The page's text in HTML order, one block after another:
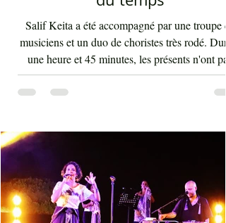
Salif Keita à Hammamet :
artiste qui résiste aux affres
du temps
Salif Keita a été accompagné par une troupe
musiciens et un duo de choristes très rodé.
arrêté d'interagir avec les rythmes endiablés et
enflammés de cette musique malienne portant
elle la force et l'énergie de l'Afrique. La voix
Salif Keita est d'une vigueur inouïe, ses cris
les clameurs de l'homme éternel pour une vie
terre bien meilleure. Salif Keita, sur scène,